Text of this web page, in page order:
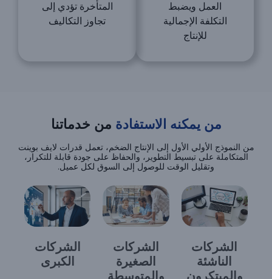
العمل ويضبط
التكلفة الإجمالية
للإنتاج
المتأخرة تؤدي إلى
تجاوز التكاليف
من يمكنه الاستفادة من خدماتنا
من النموذج الأولي الأول إلى الإنتاج الضخم، تعمل قدرات لايف بوينت
المتكاملة على تبسيط التطوير، والحفاظ على جودة قابلة للتكرار،
وتقليل الوقت للوصول إلى السوق لكل عميل.
الشركات
الناشئة
الشركات
الصغيرة
الشركات
الكبرى